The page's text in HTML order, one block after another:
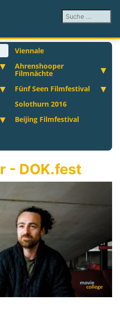
Suchen ...
Viennale
Ahrenshooper
Filmnächte
Fünf Seen Filmfestival
Solothurn 2016
Beijing Filmfestival
- DOK.fest